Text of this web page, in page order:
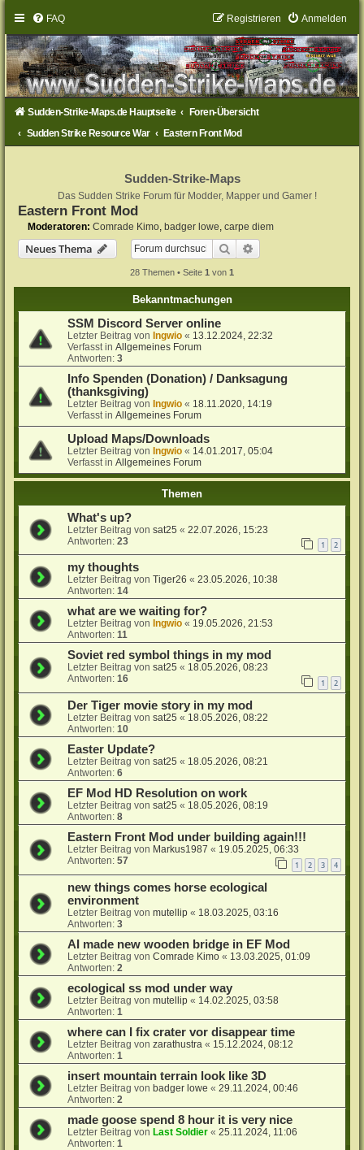
FAQ Anmelden
Registrieren
Sudden-Strike-Maps.de Hauptseite
Foren-Übersicht
Sudden Strike Resource War
Eastern Front Mod
Sudden-Strike-Maps
Das Sudden Strike Forum für Modder, Mapper und Gamer !
Eastern Front Mod
Moderatoren: Comrade Kimo, badger lowe,carpe diem
Neues Thema Suche
28 Themen • Seite 1 von 1
Bekanntmachungen
SSM Discord Server online
Letzter Beitrag vonIngwio « 13.12.2024, 22:32
Verfasst inAllgemeines Forum
Antworten:3
Info Spenden (Donation) / Danksagung
(thanksgiving)
Letzter Beitrag vonIngwio « 18.11.2020, 14:19
Verfasst inAllgemeines Forum
Upload Maps/Downloads
Letzter Beitrag vonIngwio « 14.01.2017, 05:04
Verfasst inAllgemeines Forum
Themen
What's up?
Letzter Beitrag vonsat25 «22.07.2026, 15:23
Antworten:23 1 2
my thoughts
Letzter Beitrag vonTiger26 «23.05.2026, 10:38
Antworten:14
what are we waiting for?
Letzter Beitrag von Ingwio « 19.05.2026, 21:53
Antworten:11
Soviet red symbol things in my mod
Letzter Beitrag vonsat25 « 18.05.2026, 08:23
Antworten:16 1 2
Der Tiger movie story in my mod
Letzter Beitrag vonsat25 « 18.05.2026, 08:22
Antworten:10
Easter Update?
Letzter Beitrag vonsat25 « 18.05.2026, 08:21
Antworten:6
EF Mod HD Resolution on work
Letzter Beitrag vonsat25 « 18.05.2026, 08:19
Antworten:8
Eastern Front Mod under building again!!!
Letzter Beitrag von Markus1987 « 19.05.2025, 06:33
Antworten:57 1 2 3 4
new things comes horse ecological
environment
Letzter Beitrag vonmutellip « 18.03.2025, 03:16
Antworten:3
AI made new wooden bridge in EF Mod
Letzter Beitrag vonComrade Kimo « 13.03.2025, 01:09
Antworten:2
ecological ss mod under way
Letzter Beitrag vonmutellip « 14.02.2025, 03:58
Antworten:1
where can I fix crater vor disappear time
Letzter Beitrag vonzarathustra « 15.12.2024, 08:12
Antworten:1
insert mountain terrain look like 3D
Letzter Beitrag von badger lowe «29.11.2024, 00:46
Antworten:2
made goose spend 8 hour it is very nice
Letzter Beitrag von Last Soldier «25.11.2024, 11:06
Antworten:1